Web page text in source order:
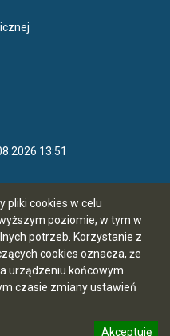
pliki cookies w celu
poziomie, w tym w
potrzeb. Korzystanie z
cookies oznacza, że
urządzeniu końcowym.
czasie zmiany ustawień
Akceptuję
13:51